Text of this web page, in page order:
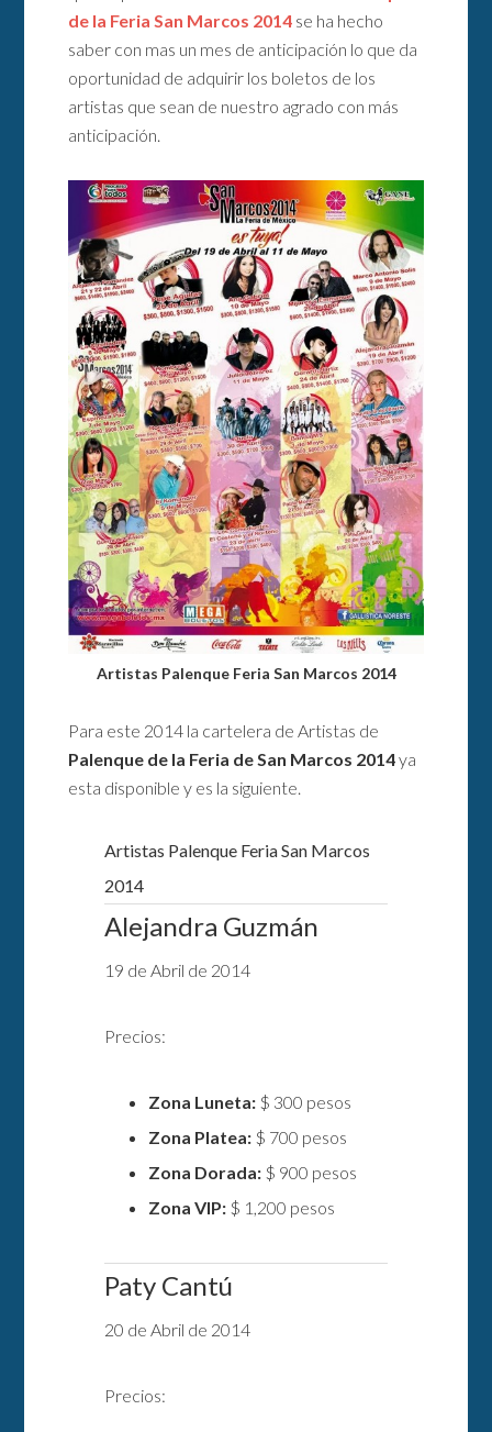
de la Feria San Marcos 2014 se ha hecho
saber con mas un mes de anticipación lo que da
oportunidad de adquirir los boletos de los
artistas que sean de nuestro agrado con más
anticipación.
Artistas Palenque Feria San Marcos 2014
Para este 2014 la cartelera de Artistas de
Palenque de la Feria de San Marcos 2014ya
esta disponible y es la siguiente.
Artistas Palenque Feria San Marcos
2014
Alejandra Guzmán
19 de Abril de 2014
Precios:
Zona Luneta: $ 300 pesos
Zona Platea: $ 700 pesos
Zona Dorada: $ 900 pesos
Zona VIP: $ 1,200 pesos
Paty Cantú
20 de Abril de 2014
Precios: